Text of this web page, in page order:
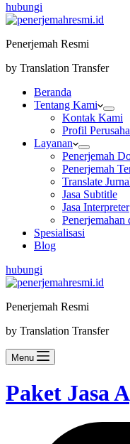
hubungi
Penerjemah Resmi
by Translation Transfer
Beranda
Tentang Kami
Kontak Kami
Profil
Layanan
Penerjemah
Penerjemah
Translate
Jasa Subtitle
Jasa Interpreter
Penerjemahan
Spesialisasi
Blog
hubungi
Penerjemah Resmi
by Translation Transfer
Menu
Paket Jasa